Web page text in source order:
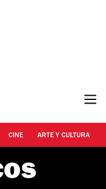
CINE ARTE Y CULTURA